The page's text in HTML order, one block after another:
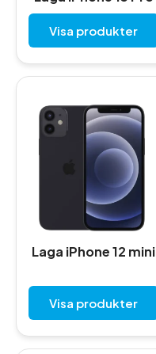
Visa produkter
Laga iPhone 12 mini
Visa produkter